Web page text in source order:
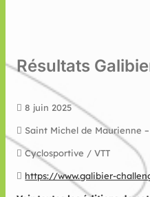
Résultats
8 juin 2025
Saint Michel de Maurienne
Cyclosportive / VTT
https://www.galibier-